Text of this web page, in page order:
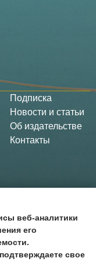
веб-аналитики
его
свое
Подписка
Новости и статьи
Об издательстве
Контакты